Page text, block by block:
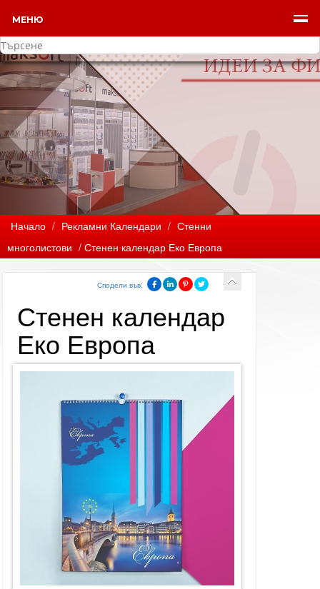
МЕНЮ
Начало / Рекламни Календари / Стенни
многолистови / Стенен календар Еко Европа
Сподели във:
Стенен календар
Еко Европа